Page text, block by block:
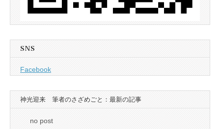
SNS
Facebook
神光迎来 筆者のさざめごと：最新の記事
no post